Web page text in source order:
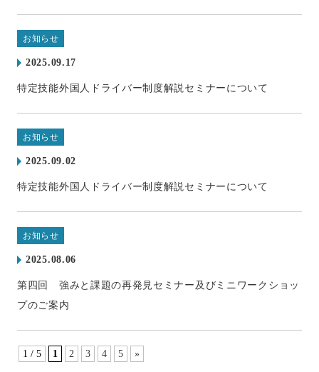
お知らせ
2025.09.17
特定技能外国人ドライバー制度解説セミナーについて
お知らせ
2025.09.02
特定技能外国人ドライバー制度解説セミナーについて
お知らせ
2025.08.06
第四回 強みと課題の再発見セミナー及びミニワークショッ
プのご案内
1 / 5 1 2 3 4 5 »